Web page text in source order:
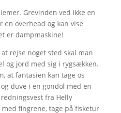
Grevinden ved ikke en
en overhead og kan vise
er dampmaskine!
rejse noget sted skal man
og jord med sig i rygsækken.
at fantasien kan tage os
duve i en gondol med en
fra Helly
fingrene, tage på fisketur